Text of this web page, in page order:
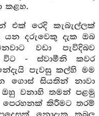
කළහ.
රෙදි කැබැල්ලක්
දරුවෙකු දැක ඔබ
වඩා පැවිදිබව
විට - ස්වාමීනි කවර
පැවසු කල්හි මම
ගොස් සියතින් නාවා
ඔහු වනාහි තමන් පළමු
පෙරහනක් කිරීමට තරම්